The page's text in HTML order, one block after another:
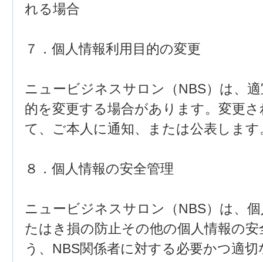
れる場合
７．個人情報利用目的の変更
ニュービジネスサロン（NBS）は、
的を変更する場合があります。変更
て、ご本人に通知、または公表します
８．個人情報の安全管理
ニュービジネスサロン（NBS）は、
たはき損の防止その他の個人情報の
う、NBS関係者に対する必要かつ適